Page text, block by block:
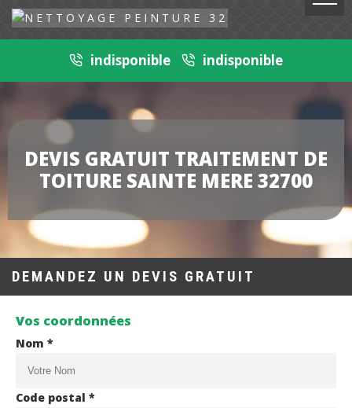
indisponible indisponible
DEVIS GRATUIT TRAITEMENT DE
TOITURE SAINTE MERE 32700
DEMANDEZ UN DEVIS GRATUIT
Vos coordonnées
Nom *
Code postal *